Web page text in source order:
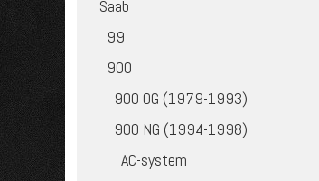
Saab
99
900
900 OG (1979-1993)
900 NG (1994-1998)
AC-system